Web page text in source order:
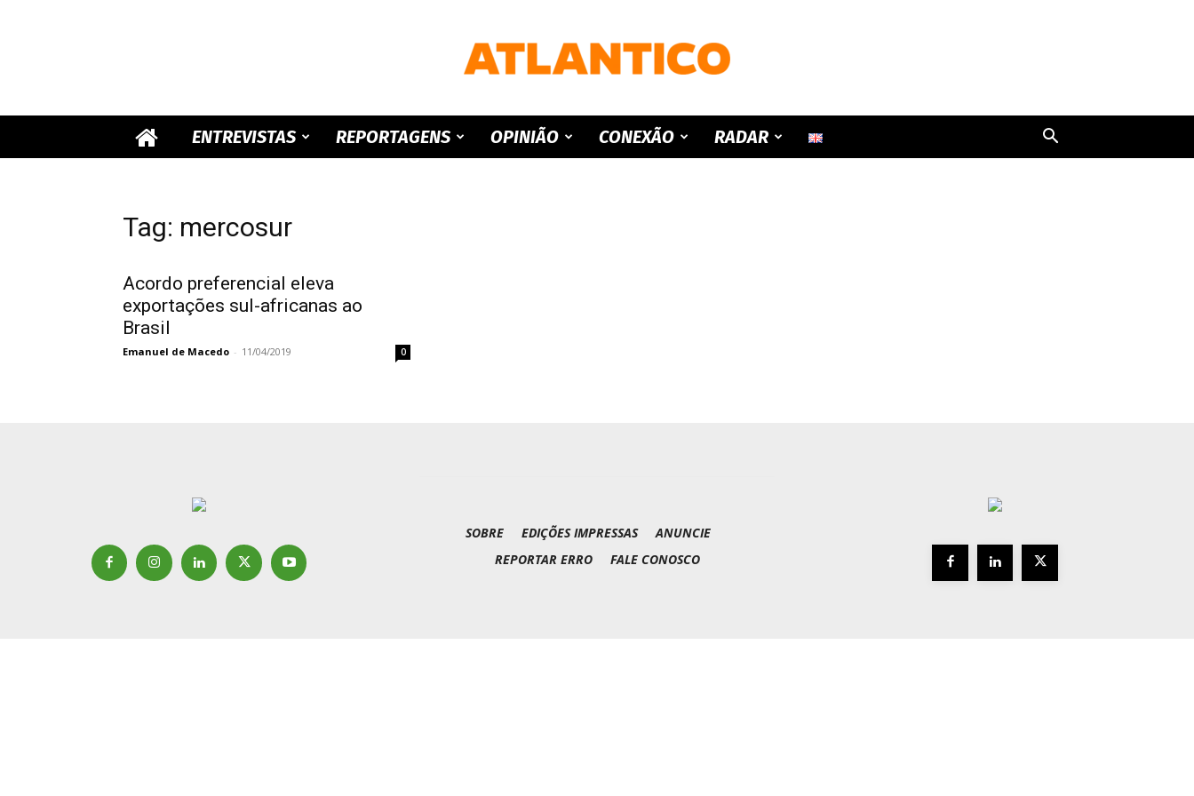
ATLANTICO
ENTREVISTAS REPORTAGENS OPINIÃO CONEXÃO RADAR
Tag: mercosur
Acordo preferencial eleva
exportações sul-africanas ao
Brasil
Emanuel de Macedo - 11/04/2019 0
SOBRE EDIÇÕES IMPRESSAS
ANUNCIE
REPORTAR ERRO
FALE CONOSCO